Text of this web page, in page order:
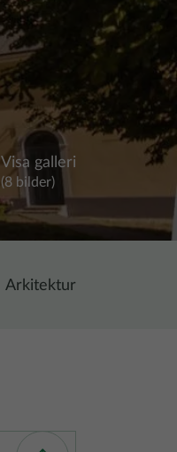
Visa galleri
(8 bilder)
Arkitektur